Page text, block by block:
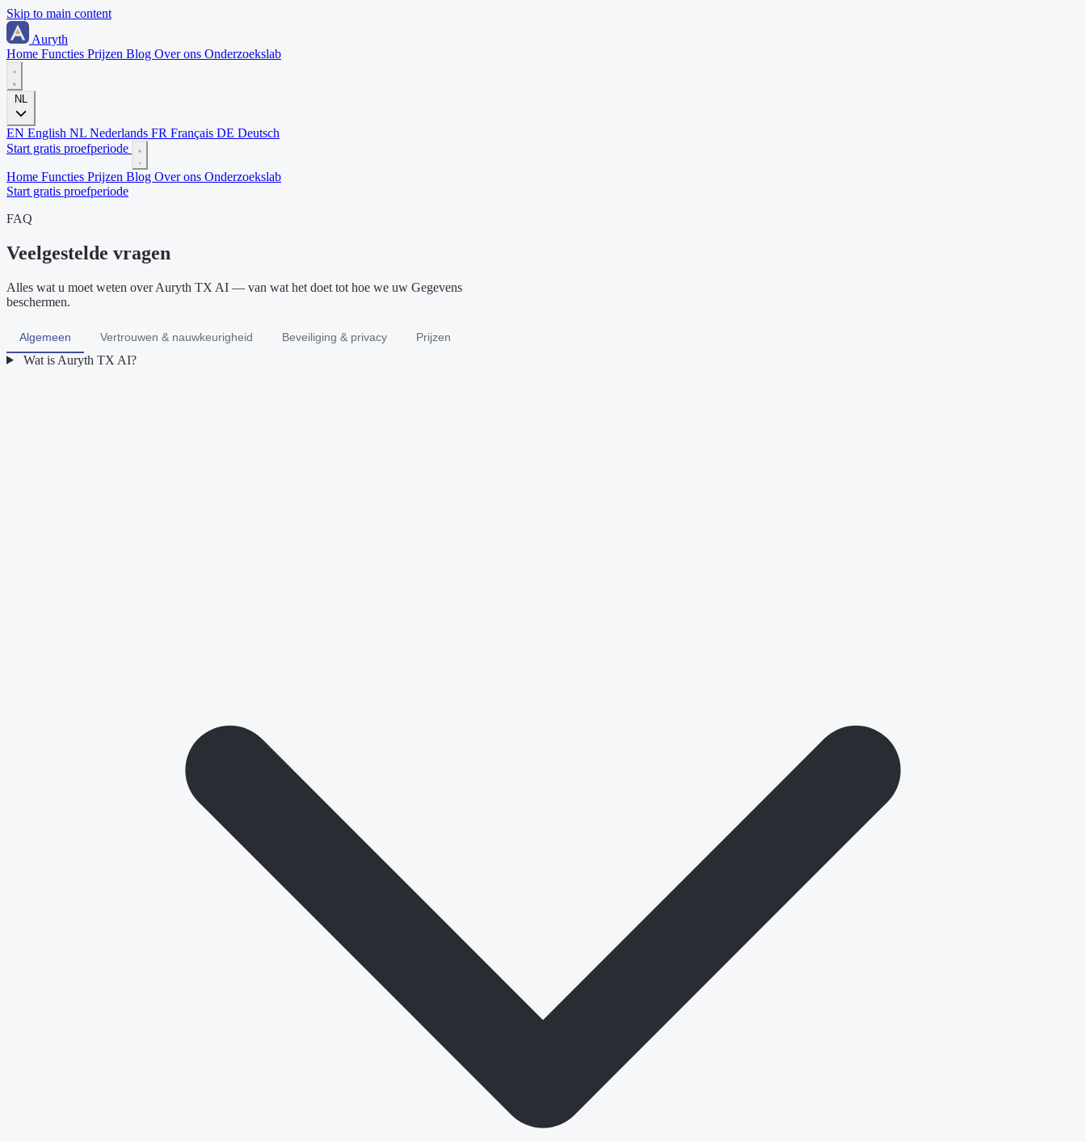
Skip to main content
Auryth
Home Functies Prijzen Blog Over ons Onderzoekslab
NL
EN English NL Nederlands FR Français DE Deutsch
Start gratis proefperiode
Home Functies Prijzen Blog Over ons Onderzoekslab
Start gratis proefperiode
FAQ
Veelgestelde vragen
Alles wat u moet weten over Auryth TX AI — van wat het doet tot hoe we uw Gegevens
beschermen.
Algemeen Vertrouwen & nauwkeurigheid Beveiliging & privacy Prijzen
Wat is Auryth TX AI?